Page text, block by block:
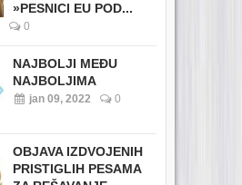
»PESNICI EU POD...
0
NAJBOLJI MEĐU
NAJBOLJIMA
jan 09, 2022 0
OBJAVA IZDVOJENIH
PRISTIGLIH PESAMA